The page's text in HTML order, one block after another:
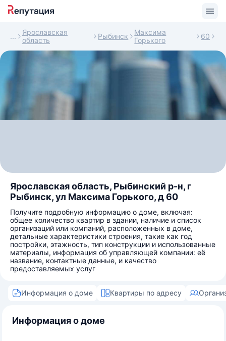
Ярославская
область
Рыбинск
Максима
Горького
60
Ярославская область, Рыбинский р-н, г
Рыбинск, ул Максима Горького, д 60
Получите подробную информацию о доме, включая:
общее количество квартир в здании, наличие и список
организаций или компаний, расположенных в доме,
детальные характеристики строения, такие как год
постройки, этажность, тип конструкции и использованные
материалы, информация об управляющей компании: её
название, контактные данные, и качество
предоставляемых услуг
Информация о доме Квартиры по адресу
Информация о доме